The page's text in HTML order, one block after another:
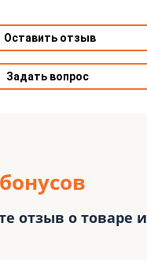
Оставить отзыв
Задать вопрос
отзыв о товаре